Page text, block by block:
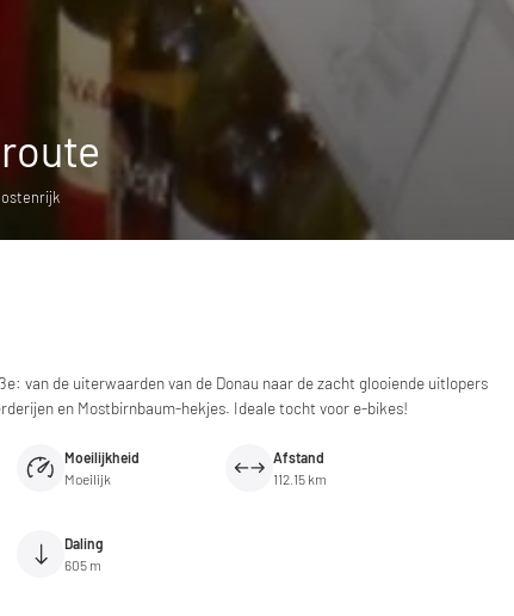
van de uiterwaarden van de Donau naar de zacht glooiende uitlopers
en Mostbirnbaum-hekjes. Ideale tocht voor e-bikes!
Moeilijkheid
Moeilijk
Afstand
112.15 km
Daling
605 m